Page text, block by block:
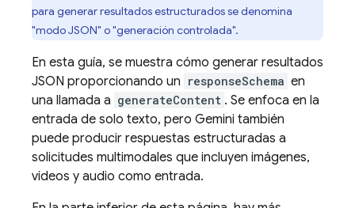
para generar resultados estructurados se denomina
"modo JSON" o "generación controlada".
En esta guía, se muestra cómo generar resultados
JSON proporcionando un responseSchema en
una llamada a generateContent . Se enfoca en la
entrada de solo texto, pero Gemini también
puede producir respuestas estructuradas a
solicitudes multimodales que incluyen imágenes,
videos y audio como entrada.